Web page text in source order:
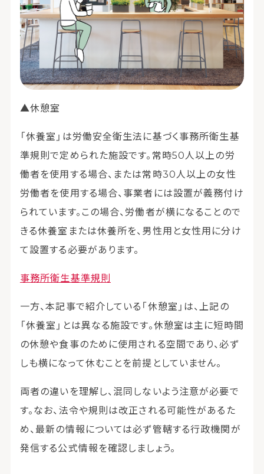
▲休憩室
「休養室」は労働安全衛生法に基づく事務所衛生基
準規則で定められた施設です。常時50人以上の労
働者を使用する場合、または常時30人以上の女性
労働者を使用する場合、事業者には設置が義務付け
られています。この場合、労働者が横になることので
きる休養室または休養所を、男性用と女性用に分け
て設置する必要があります。
事務所衛生基準規則
一方、本記事で紹介している「休憩室」は、上記の
「休養室」とは異なる施設です。休憩室は主に短時間
の休憩や食事のために使用される空間であり、必ず
しも横になって休むことを前提としていません。
両者の違いを理解し、混同しないよう注意が必要で
す。なお、 法令や規則は改正される可能性があるた
め、最新の情報については必ず管轄する行政機関が
発信する公式情報を確認しましょう。